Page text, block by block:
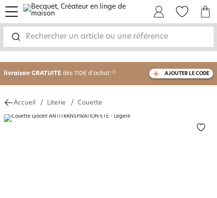
Rechercher un article ou une référence
menu
achetés
AJOUTER LE CODE
Accueil Literie Couette